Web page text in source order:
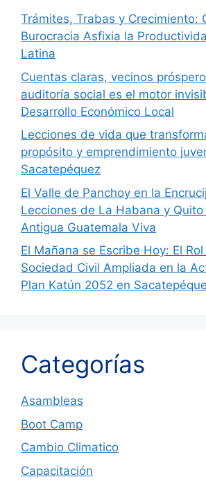
Trámites, Trabas y Crecimiento:
Burocracia Asfixia la
Latina
Cuentas claras, vecinos
auditoría social es el motor
Desarrollo Económico Local
Lecciones de vida que
propósito y emprendimiento
Sacatepéquez
El Valle de Panchoy en la
Lecciones de La Habana y Quito
Antigua Guatemala Viva
El Mañana se Escribe Hoy: El
Sociedad Civil Ampliada en la
Plan Katún 2052 en
Categorías
Asambleas
Boot Camp
Cambio Climatico
Capacitación